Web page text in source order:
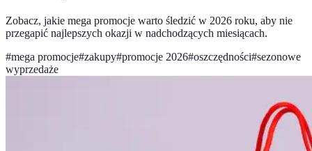
Zobacz, jakie mega promocje warto śledzić w 2026 roku, aby nie
przegapić najlepszych okazji w nadchodzących miesiącach.
#mega promocje#zakupy#promocje 2026#oszczędności#sezonowe
wyprzedaże